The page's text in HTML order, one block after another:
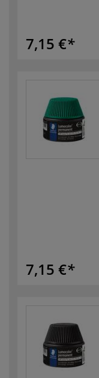
7,15 €
7,15 €